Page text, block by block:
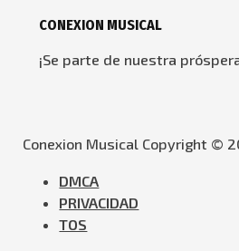
CONEXION MUSICAL
¡Se parte de nuestra
Conexion Musical Copyright ©
DMCA
PRIVACIDAD
TOS